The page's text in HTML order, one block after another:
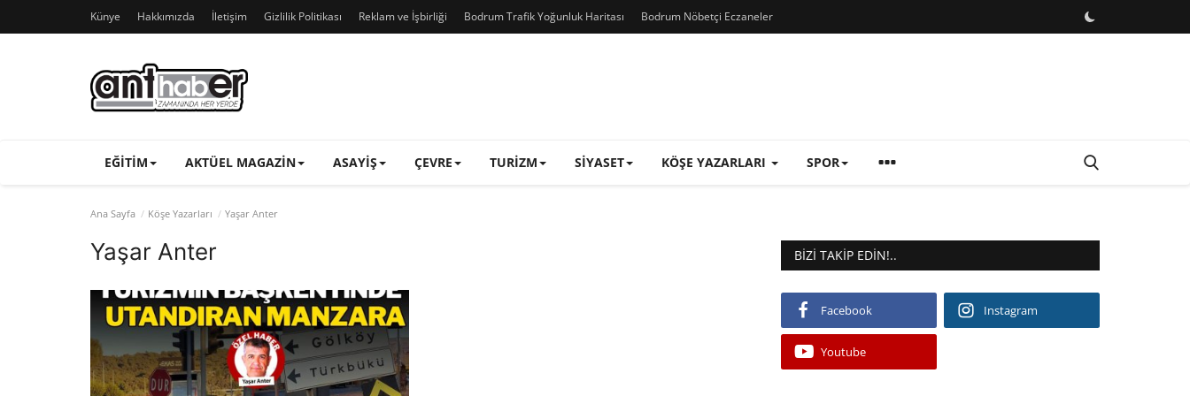
Künye Hakkımızda İletişim Gizlilik Politikası Reklam ve İşbirliği Bodrum Trafik Yoğunluk Haritası Bodrum Nöbetçi Eczaneler
EĞITIM AKTÜEL MAGAZIN ASAYIŞ ÇEVRE TURIZM SIYASET KÖŞE YAZARLARI SPOR
Ana Sayfa Köşe Yazarları Yaşar Anter
Yaşar Anter BIZI TAKIP EDIN!..
Facebook Instagram
Youtube